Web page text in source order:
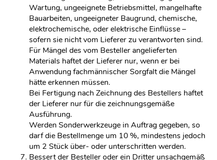
Wartung, ungeeignete Betriebsmittel, mangelhafte
Bauarbeiten, ungeeigneter Baugrund, chemische,
elektrochemische, oder elektrische Einflüsse –
sofern sie nicht vom Lieferer zu verantworten sind.
Für Mängel des vom Besteller angelieferten
Materials haftet der Lieferer nur, wenn er bei
Anwendung fachmännischer Sorgfalt die Mängel
hätte erkennen müssen.
Bei Fertigung nach Zeichnung des Bestellers haftet
der Lieferer nur für die zeichnungsgemäße
Ausführung.
Werden Sonderwerkzeuge in Auftrag gegeben, so
darf die Bestellmenge um 10 %, mindestens jedoch
um 2 Stück über- oder unterschritten werden.
Bessert der Besteller oder ein Dritter unsachgemäß